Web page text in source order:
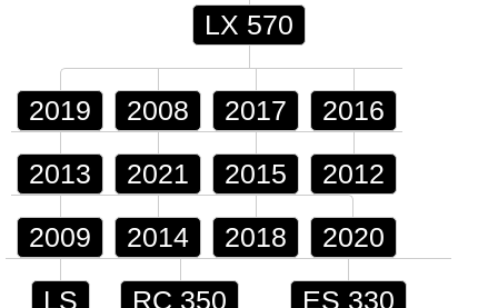
LX 570
2019 2008 2017 2016
2013 2021 2015 2012
2009 2014 2018 2020
LS RC 350 ES 330